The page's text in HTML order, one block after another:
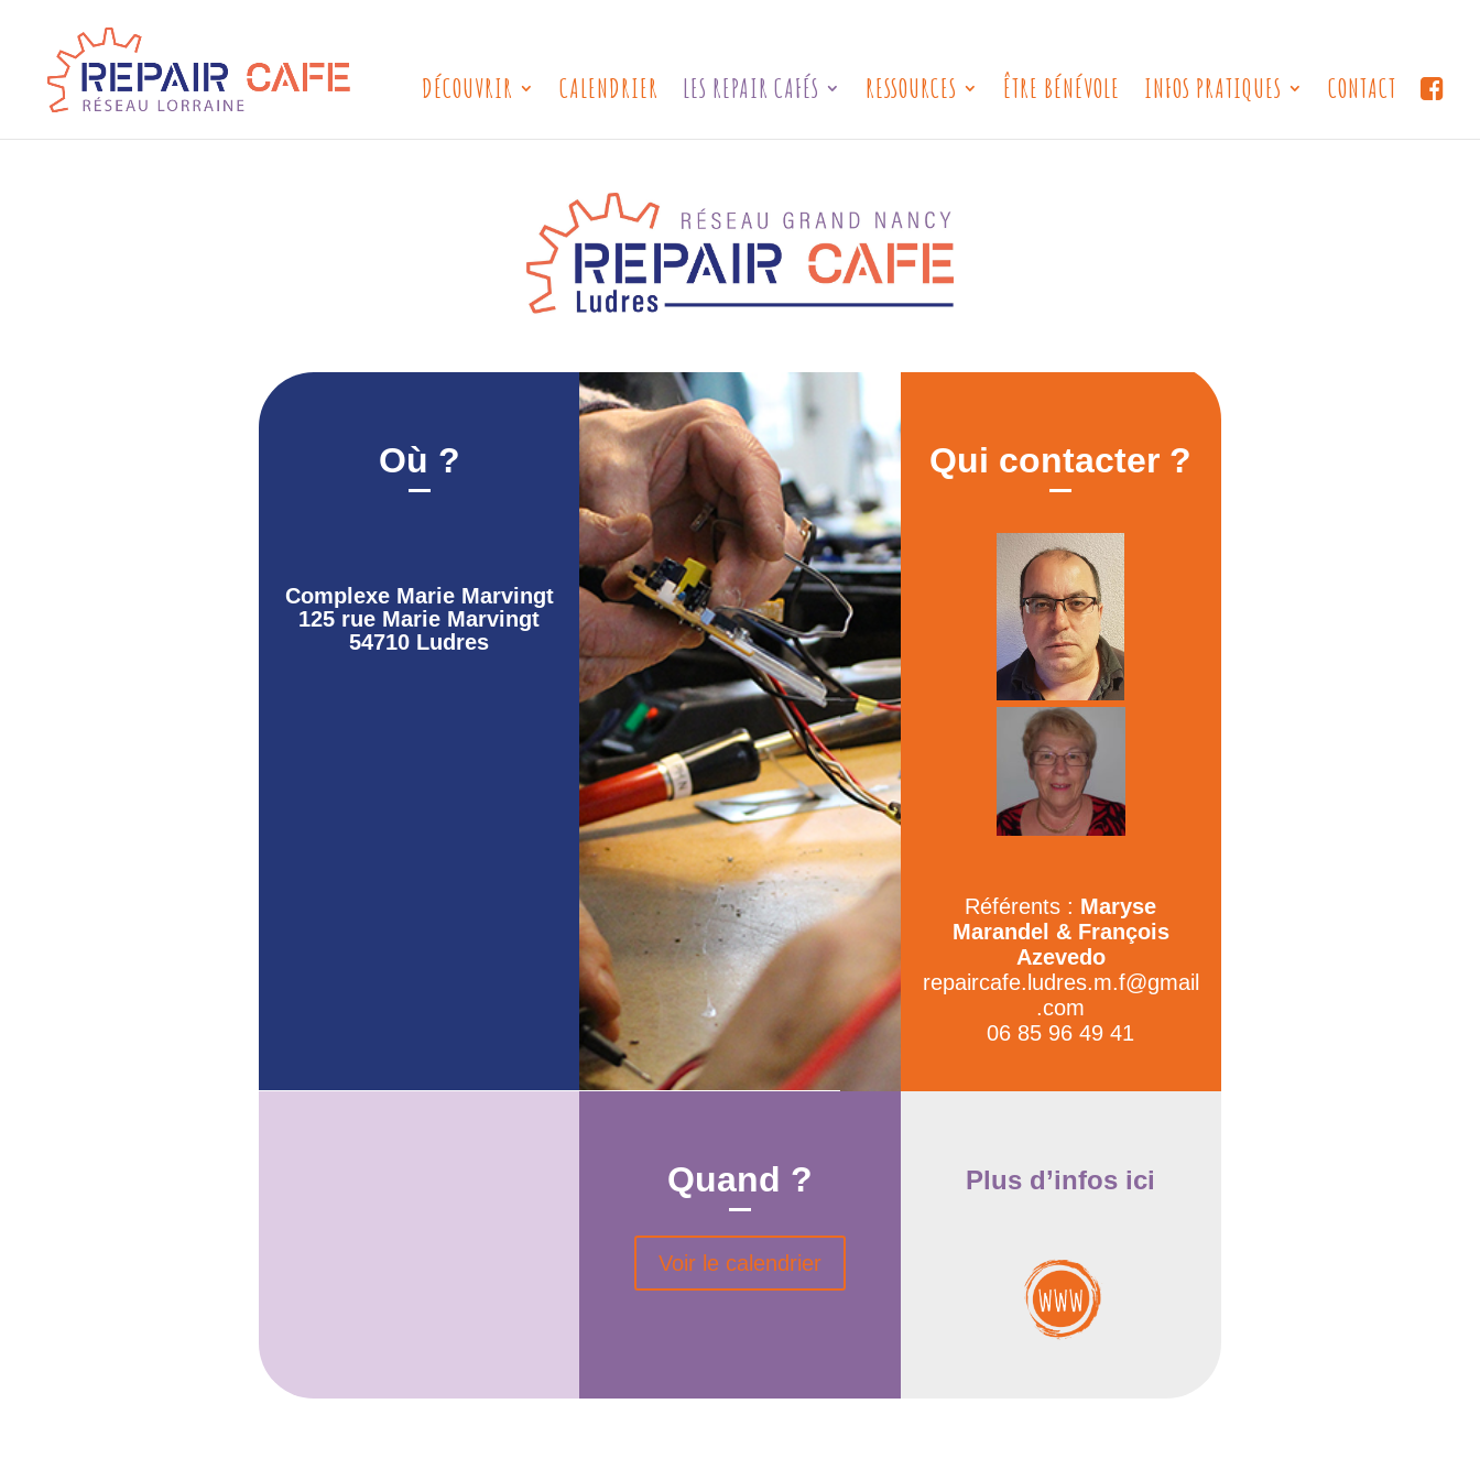
DÉCOUVRIR CALENDRIER LES REPAIR CAFÉS RESSOURCES ÊTRE BÉNÉVOLE INFOS PRATIQUES CONTACT
Où ?
Complexe Marie Marvingt
125 rue Marie Marvingt
54710 Ludres
Qui contacter ?
Référents : Maryse
Marandel & François
Azevedo
repaircafe.ludres.m.f@gmail
.com
06 85 96 49 41
Quand ?
Voir le calendrier
Plus d’infos ici